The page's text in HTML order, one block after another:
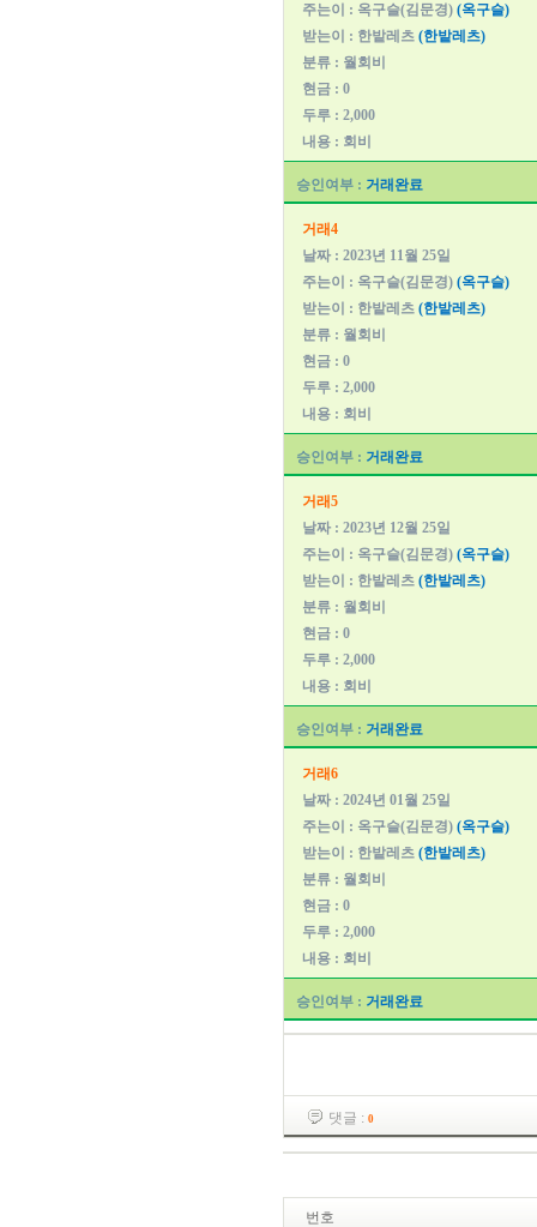
주는이 : 옥구슬(김문경) (옥구슬)
받는이 : 한밭레츠 (한밭레츠)
분류 : 월회비
현금 : 0
두루 : 2,000
내용 : 회비
승인여부 : 거래완료
거래4
날짜 : 2023년 11월 25일
주는이 : 옥구슬(김문경) (옥구슬)
받는이 : 한밭레츠 (한밭레츠)
분류 : 월회비
현금 : 0
두루 : 2,000
내용 : 회비
승인여부 : 거래완료
거래5
날짜 : 2023년 12월 25일
주는이 : 옥구슬(김문경) (옥구슬)
받는이 : 한밭레츠 (한밭레츠)
분류 : 월회비
현금 : 0
두루 : 2,000
내용 : 회비
승인여부 : 거래완료
거래6
날짜 : 2024년 01월 25일
주는이 : 옥구슬(김문경) (옥구슬)
받는이 : 한밭레츠 (한밭레츠)
분류 : 월회비
현금 : 0
두루 : 2,000
내용 : 회비
승인여부 : 거래완료
댓글 : 0
번호